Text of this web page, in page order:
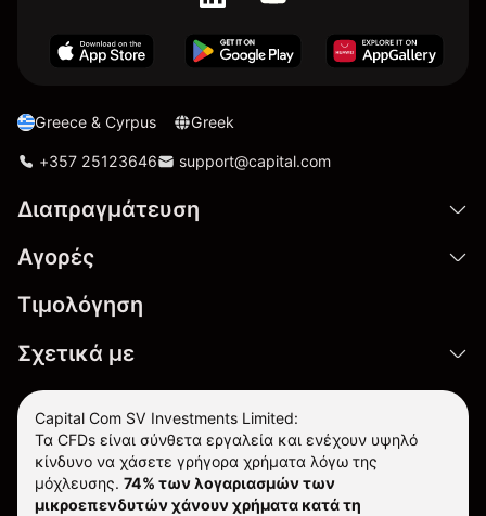
Greece & Cyrpus Greek
+357 25123646 support@capital.com
Διαπραγμάτευση
Αγορές
Τιμολόγηση
Σχετικά με
Capital Com SV Investments Limited:
Τα CFDs είναι σύνθετα εργαλεία και ενέχουν υψηλό
κίνδυνο να χάσετε γρήγορα χρήματα λόγω της
μόχλευσης. 74% των λογαριασμών των
μικροεπενδυτών χάνουν χρήματα κατά τη